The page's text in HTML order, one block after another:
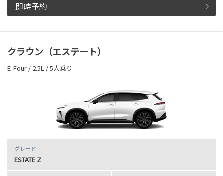
即時予約
クラウン（エステート）
E-Four / 2.5L / 5人乗り
グレード
ESTATE Z